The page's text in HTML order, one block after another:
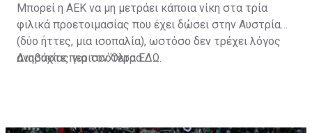
Μπορεί η ΑΕΚ να μη μετράει κάποια νίκη στα τρία
φιλικά προετοιμασίας που έχει δώσει στην Αυστρία
(δύο ήττες, μια ισοπαλία), ωστόσο δεν τρέχει λόγος
ανησυχίας για τον Όλτρα.
Διαβάστε περισσότεραΕΔΩ.